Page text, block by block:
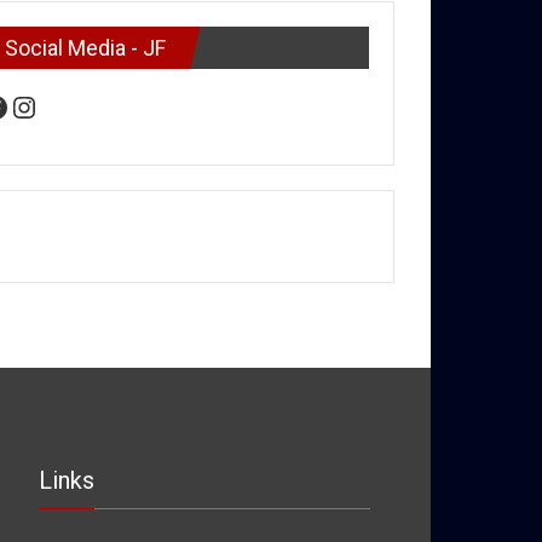
Social Media - JF
Instagram
Links